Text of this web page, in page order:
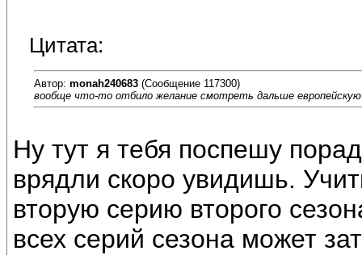
Цитата:
Автор: monah240683 (Сообщение 117300)
вообще что-то отбило желание смотреть дальше
Ну тут я тебя поспешу
врядли скоро увидишь.
вторую серию второго
всех серий сезона может